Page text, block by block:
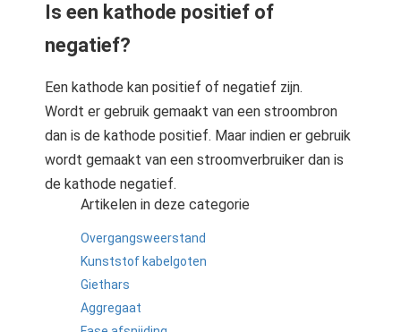
Is een kathode positief of
negatief?
Een kathode kan positief of negatief zijn.
Wordt er gebruik gemaakt van een stroombron
dan is de kathode positief. Maar indien er gebruik
wordt gemaakt van een stroomverbruiker dan is
de kathode negatief.
Artikelen in deze categorie
Overgangsweerstand
Kunststof kabelgoten
Giethars
Aggregaat
over
te